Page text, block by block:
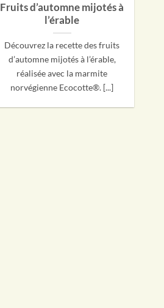
Fruits d’automne mijotés à
l’érable
Découvrez la recette des fruits
d’automne mijotés à l’érable,
réalisée avec la marmite
norvégienne Ecocotte®. [...]